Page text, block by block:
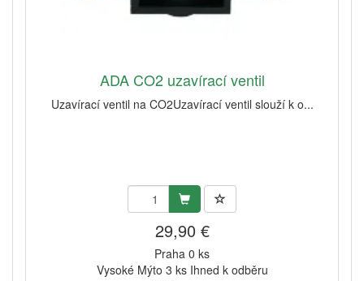
ADA CO2 uzavírací ventil
Uzavírací ventil na CO2Uzavírací ventil slouží k o...
29,90 €
Praha 0 ks
Vysoké Mýto 3 ks Ihned k odběru